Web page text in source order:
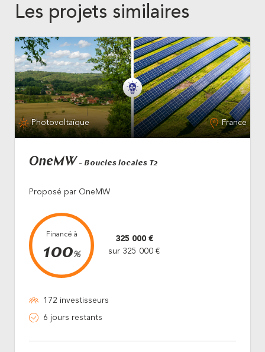
Les projets similaires
Photovoltaïque France
OneMW - Boucles locales T2
Proposé par OneMW
Financé à
100%
325 000 €
sur 325 000 €
172 investisseurs
6 jours restants